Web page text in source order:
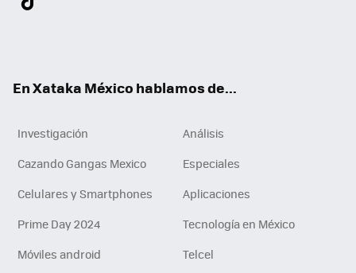
En Xataka México hablamos de...
Investigación
Análisis
Cazando Gangas Mexico
Especiales
Celulares y Smartphones
Aplicaciones
Prime Day 2024
Tecnología en México
Móviles android
Telcel